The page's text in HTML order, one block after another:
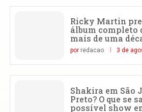
Ricky Martin
álbum completo
mais de uma
por redacao 3 de
Shakira em São
Preto? O que se
possível show